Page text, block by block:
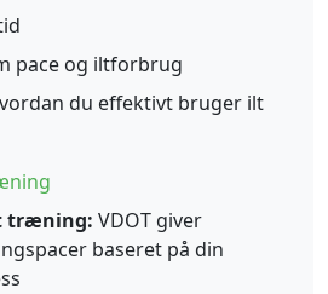
pace og iltforbrug
du effektivt bruger ilt
træning: VDOT giver
baseret på din